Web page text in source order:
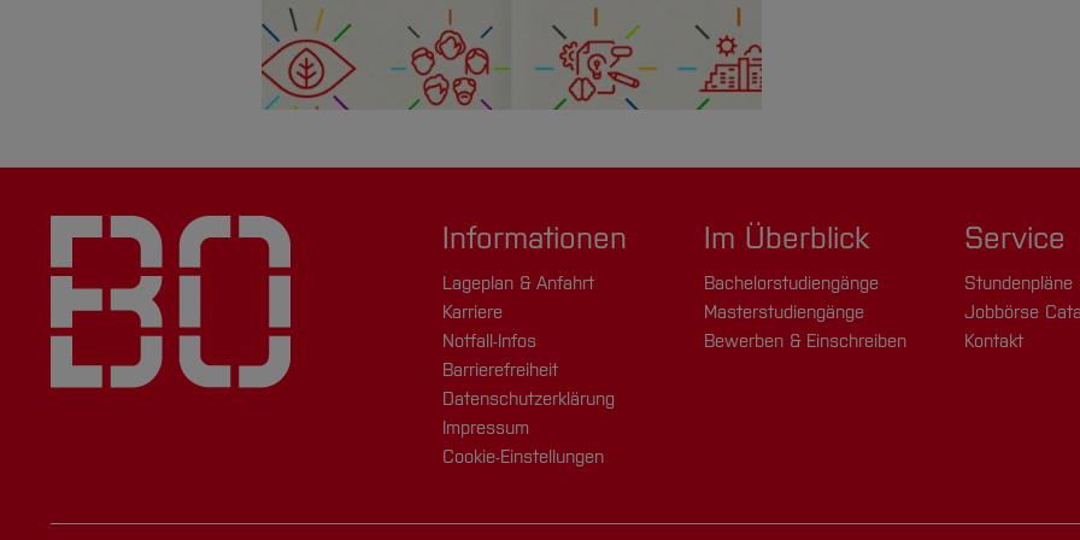
Informationen
Lageplan & Anfahrt
Karriere
Notfall-Infos
Barrierefreiheit
Datenschutzerklärung
Impressum
Cookie-Einstellungen
Im Überblick
Bachelorstudiengänge
Masterstudiengänge
Bewerben & Einschreiben
Service
Stundenpläne
Jobbörse
Kontakt